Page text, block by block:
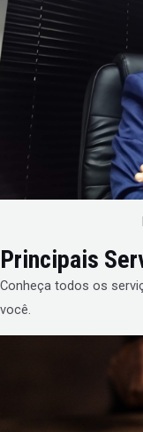
Principais
Conheça todos os
você.